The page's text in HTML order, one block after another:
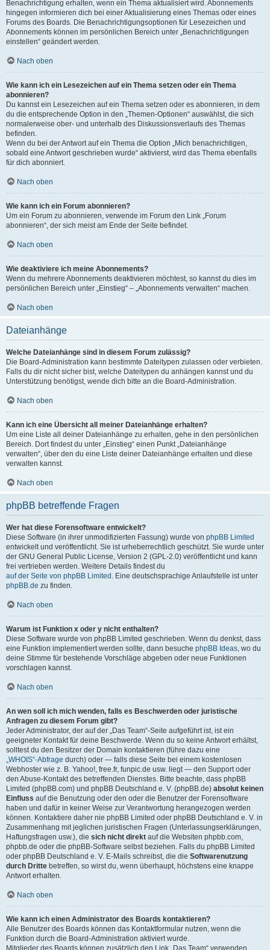
Benachrichtigung erhalten, wenn ein Thema aktualisiert wird. Abonnements
hingegen informieren dich bei einer Aktualisierung eines Themas oder eines
Forums des Boards. Die Benachrichtigungsoptionen für Lesezeichen und
Abonnements können im persönlichen Bereich unter „Benachrichtigungen
einstellen“ geändert werden.
Nach oben
Wie kann ich ein Lesezeichen auf ein Thema setzen oder ein Thema
abonnieren?
Du kannst ein Lesezeichen auf ein Thema setzen oder es abonnieren, in dem
du die entsprechende Option in den „Themen-Optionen“ auswählst, die sich
normalerweise ober- und unterhalb des Diskussionsverlaufs des Themas
befinden.
Wenn du bei der Antwort auf ein Thema die Option „Mich benachrichtigen,
sobald eine Antwort geschrieben wurde“ aktivierst, wird das Thema ebenfalls
für dich abonniert.
Nach oben
Wie kann ich ein Forum abonnieren?
Um ein Forum zu abonnieren, verwende im Forum den Link „Forum
abonnieren“, der sich meist am Ende der Seite befindet.
Nach oben
Wie deaktiviere ich meine Abonnements?
Wenn du mehrere Abonnements deaktivieren möchtest, so kannst du dies im
persönlichen Bereich unter „Einstieg“ – „Abonnements verwalten“ machen.
Nach oben
Dateianhänge
Welche Dateianhänge sind in diesem Forum zulässig?
Die Board-Administration kann bestimmte Dateitypen zulassen oder verbieten.
Falls du dir nicht sicher bist, welche Dateitypen du anhängen kannst und du
Unterstützung benötigst, wende dich bitte an die Board-Administration.
Nach oben
Kann ich eine Übersicht all meiner Dateianhänge erhalten?
Um eine Liste all deiner Dateianhänge zu erhalten, gehe in den persönlichen
Bereich. Dort findest du unter „Einstieg“ einen Punkt „Dateianhänge
verwalten“, über den du eine Liste deiner Dateianhänge erhalten und diese
verwalten kannst.
Nach oben
phpBB betreffende Fragen
Wer hat diese Forensoftware entwickelt?
Diese Software (in ihrer unmodifizierten Fassung) wurde von phpBB Limited
entwickelt und veröffentlicht. Sie ist urheberrechtlich geschützt. Sie wurde unter
der GNU General Public License, Version 2 (GPL-2.0) veröffentlicht und kann
frei vertrieben werden. Weitere Details findest du
auf der Seite von phpBB Limited . Eine deutschsprachige Anlaufstelle ist unter
phpBB.de zu finden.
Nach oben
Warum ist Funktion x oder y nicht enthalten?
Diese Software wurde von phpBB Limited geschrieben. Wenn du denkst, dass
eine Funktion implementiert werden sollte, dann besuche phpBB Ideas, wo du
deine Stimme für bestehende Vorschläge abgeben oder neue Funktionen
vorschlagen kannst.
Nach oben
An wen soll ich mich wenden, falls es Beschwerden oder juristische
Anfragen zu diesem Forum gibt?
Jeder Administrator, der auf der „Das Team“-Seite aufgeführt ist, ist ein
geeigneter Kontakt für deine Beschwerde. Wenn du so keine Antwort erhältst,
solltest du den Besitzer der Domain kontaktieren (führe dazu eine
„WHOIS“-Abfrage durch) oder — falls diese Seite bei einem kostenlosen
Webhoster wie z. B. Yahoo!, free.fr, funpic.de usw. liegt — den Support oder
den Abuse-Kontakt des betreffenden Dienstes. Bitte beachte, dass phpBB
Limited (phpBB.com) und phpBB Deutschland e. V. (phpBB.de) absolut keinen
Einfluss auf die Benutzung oder den oder die Benutzer der Forensoftware
haben und dafür in keiner Weise zur Verantwortung herangezogen werden
können. Kontaktiere daher nie phpBB Limited oder phpBB Deutschland e. V. in
Zusammenhang mit jeglichen juristischen Fragen (Unterlassungserklärungen,
Haftungsfragen usw.), die sich nicht direkt auf die Websiten phpbb.com,
phpbb.de oder die phpBB-Software selbst beziehen. Falls du phpBB Limited
oder phpBB Deutschland e. V. E-Mails schreibst, die die Softwarenutzung
durch Dritte betreffen, so wirst du, wenn überhaupt, höchstens eine knappe
Antwort erhalten.
Nach oben
Wie kann ich einen Administrator des Boards kontaktieren?
Alle Benutzer des Boards können das Kontaktformular nutzen, wenn die
Funktion durch die Board-Administration aktiviert wurde.
Mitglieder des Boards können zusätzlich den Link „Das Team“ verwenden.